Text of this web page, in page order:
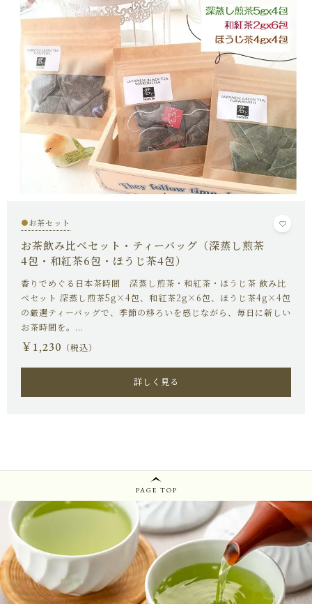
ABOUT US
君とKiMiToについて
HOW TO DRINK
深蒸し煎茶のおいしい淹れ方
SHOP
店舗概要
SHOPPING GUIDE
ショッピングガイド
お知らせ
CONTENTS
コンテンツ
PRIVACY
プライバシーポリシー
お問い合わせ
●お茶セット
お茶飲み比べセット・ティーバッグ（深蒸し煎茶
4包・和紅茶6包・ほうじ茶4包）
香りでめぐる日本茶時間 深蒸し煎茶・和紅茶・ほうじ茶 飲み比
べセット 深蒸し煎茶5g×4包、和紅茶2g×6包、ほうじ茶4g×4包
の厳選ティーバッグで、季節の移ろいを感じながら、毎日に新しい
お茶時間を。...
￥1,230 （税込）
詳しく見る
PAGE TOP